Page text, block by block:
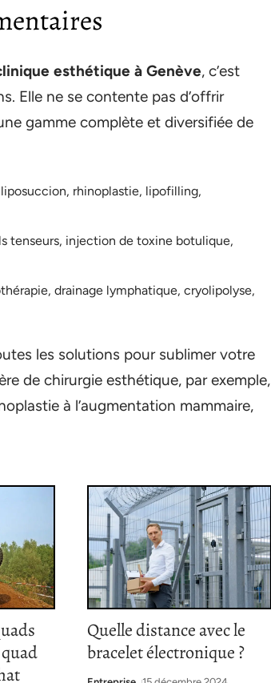
esthétique à Genève, c’est
Elle ne se contente pas d’offrir
gamme complète et diversifiée de
rhinoplastie, lipofilling,
tenseurs, injection de toxine botulique,
drainage lymphatique, cryolipolyse,
les solutions pour sublimer votre
de chirurgie esthétique, par exemple,
à l’augmentation mammaire,
Quelle distance avec le
bracelet électronique ?